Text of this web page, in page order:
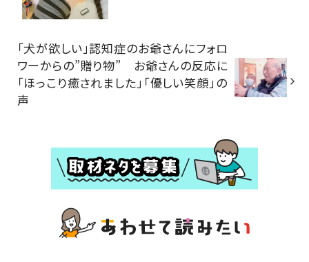
「犬が欲しい」認知症のお爺さんにフォロ
ワーからの”贈り物” お爺さんの反応に
「ほっこり癒されました」「優しい笑顔」の
声